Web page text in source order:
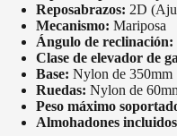
Reposabrazos: 2D
Mecanismo: Mariposa
Ángulo de reclinación:
Clase de elevador de
Base: Nylon de 350mm
Ruedas: Nylon de
Peso máximo
Almohadones